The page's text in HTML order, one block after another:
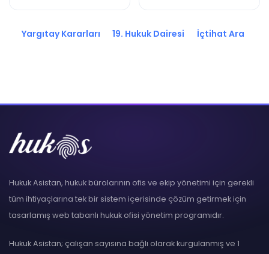
Yargıtay Kararları 19. Hukuk Dairesi İçtihat Ara
Hukuk Asistan, hukuk bürolarının ofis ve ekip yönetimi için gerekli
tüm ihtiyaçlarına tek bir sistem içerisinde çözüm getirmek için
tasarlamış web tabanlı hukuk ofisi yönetim programıdır.
Hukuk Asistan; çalışan sayısına bağlı olarak kurgulanmış ve 1